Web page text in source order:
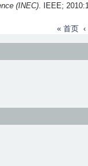
(INEC) . IEEE;
« 首页